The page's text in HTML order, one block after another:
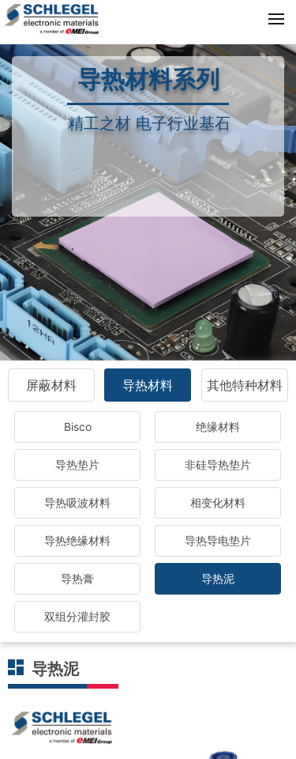
导热材料系列
精工之材 电子行业基石
导热材料
屏蔽材料 其他特种材料
Bisco 绝缘材料
导热垫片 非硅导热垫片
导热吸波材料 相变化材料
导热绝缘材料 导热导电垫片
导热膏 导热泥
双组分灌封胶
导热泥